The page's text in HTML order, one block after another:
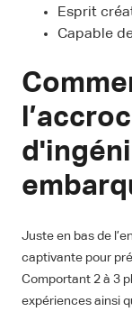
Esprit
Capable
Juste en bas de
captivante pour
Comportant 2 à 3
expériences ainsi